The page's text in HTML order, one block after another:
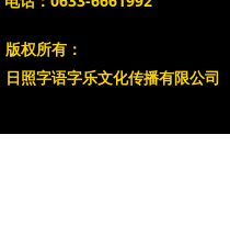
版权所有：
日照字语字乐文化传播有限公司